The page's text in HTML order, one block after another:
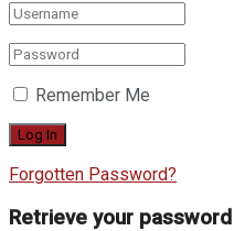
Remember Me
Forgotten Password?
Retrieve your password